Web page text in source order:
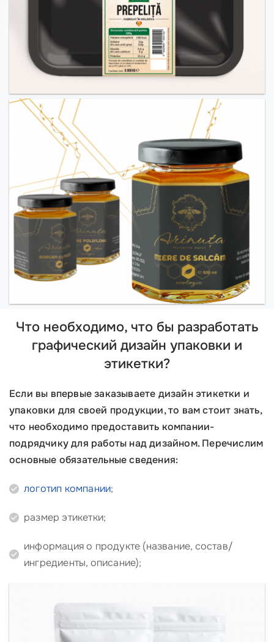
Что необходимо, что бы разработать
графический дизайн упаковки и
этикетки?
Если вы впервые заказываете дизайн этикетки и
упаковки для своей продукции, то вам стоит знать,
что необходимо предоставить компании-
подрядчику для работы над дизайном. Перечислим
основные обязательные сведения:
логотип компании;
размер этикетки;
информация о продукте (название, состав/
ингредиенты, описание);